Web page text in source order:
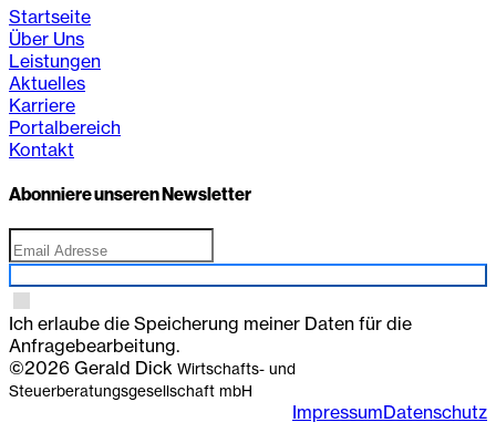
Startseite
Über Uns
Leistungen
Aktuelles
Karriere
Portalbereich
Kontakt
Abonniere unseren Newsletter
Ich erlaube die Speicherung meiner Daten für die
Anfragebearbeitung.
©2026 Gerald Dick Wirtschafts- und
Steuerberatungsgesellschaft mbH
ImpressumDatenschutz